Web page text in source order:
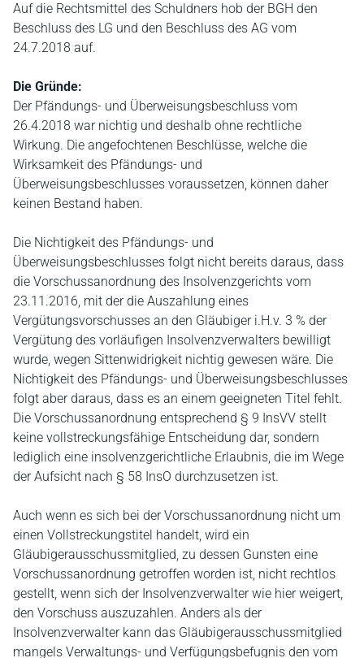
Auf die Rechtsmittel des Schuldners hob der BGH den
Beschluss des LG und den Beschluss des AG vom
24.7.2018 auf.
Die Gründe:
Der Pfändungs- und Überweisungsbeschluss vom
26.4.2018 war nichtig und deshalb ohne rechtliche
Wirkung. Die angefochtenen Beschlüsse, welche die
Wirksamkeit des Pfändungs- und
Überweisungsbeschlusses voraussetzen, können daher
keinen Bestand haben.
Die Nichtigkeit des Pfändungs- und
Überweisungsbeschlusses folgt nicht bereits daraus, dass
die Vorschussanordnung des Insolvenzgerichts vom
23.11.2016, mit der die Auszahlung eines
Vergütungsvorschusses an den Gläubiger i.H.v. 3 % der
Vergütung des vorläufigen Insolvenzverwalters bewilligt
wurde, wegen Sittenwidrigkeit nichtig gewesen wäre. Die
Nichtigkeit des Pfändungs- und Überweisungsbeschlusses
folgt aber daraus, dass es an einem geeigneten Titel fehlt.
Die Vorschussanordnung entsprechend § 9 InsVV stellt
keine vollstreckungsfähige Entscheidung dar, sondern
lediglich eine insolvenzgerichtliche Erlaubnis, die im Wege
der Aufsicht nach § 58 InsO durchzusetzen ist.
Auch wenn es sich bei der Vorschussanordnung nicht um
einen Vollstreckungstitel handelt, wird ein
Gläubigerausschussmitglied, zu dessen Gunsten eine
Vorschussanordnung getroffen worden ist, nicht rechtlos
gestellt, wenn sich der Insolvenzverwalter wie hier weigert,
den Vorschuss auszuzahlen. Anders als der
Insolvenzverwalter kann das Gläubigerausschussmitglied
mangels Verwaltungs- und Verfügungsbefugnis den vom